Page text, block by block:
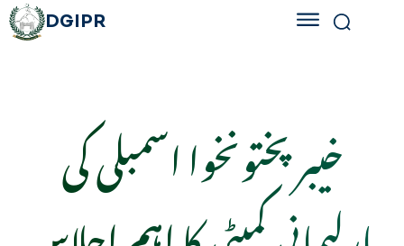
DGIPR
خیبر پختونخوا اسمبلی کی